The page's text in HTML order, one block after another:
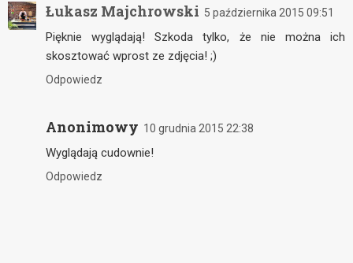
Łukasz Majchrowski 5 października 2015 09:51
Pięknie wyglądają! Szkoda tylko, że nie można ich
skosztować wprost ze zdjęcia! ;)
Odpowiedz
Anonimowy 10 grudnia 2015 22:38
Wyglądają cudownie!
Odpowiedz